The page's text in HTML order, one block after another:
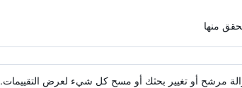
مرشح أو تغيير بحثك أو مسح كل شيء لعرض التقييمات.